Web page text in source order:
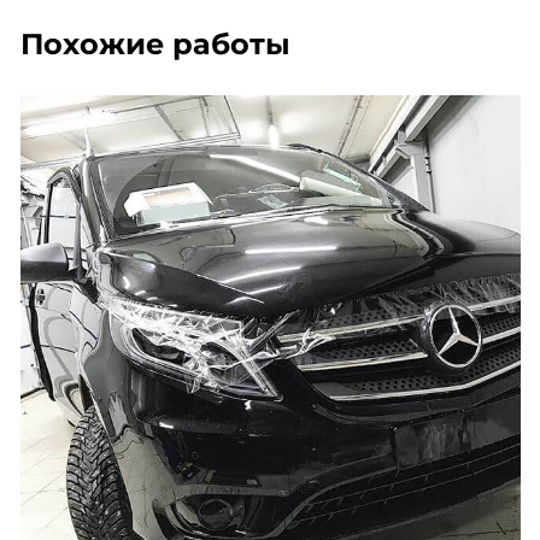
Похожие работы